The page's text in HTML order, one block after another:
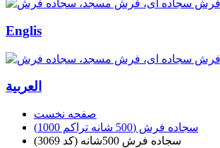
Englis
العربیة
صفحه نخست
سجاده فرش (500 شانه تراکم 1000)
سجاده فرش 500شانه (کد 3069)